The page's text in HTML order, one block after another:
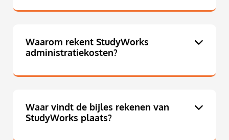
Waarom rekent StudyWorks
administratiekosten?
Waar vindt de bijles rekenen van
StudyWorks plaats?